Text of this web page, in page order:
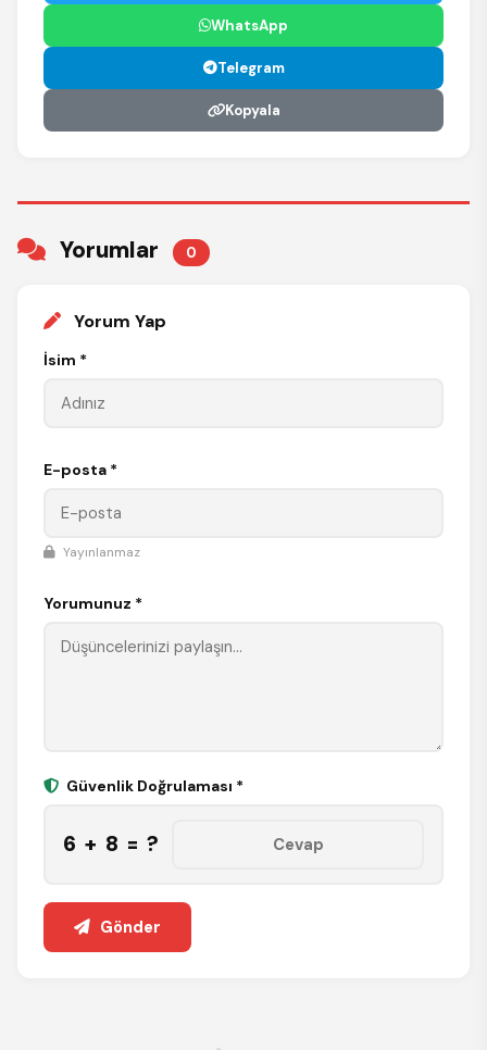
WhatsApp
Telegram
Kopyala
Yorumlar 0
Yorum Yap
İsim *
E-posta *
Yayınlanmaz
Yorumunuz *
Güvenlik Doğrulaması *
6 + 8 = ?
Gönder